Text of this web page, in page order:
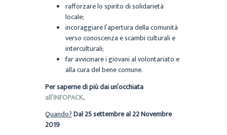
rafforzare lo spirito di solidarietà
locale;
incoraggiare l’apertura della comunità
verso conoscenza e scambi culturali e
interculturali;
far avvicinare i giovani al volontariato e
alla cura del bene comune.
Per saperne di più dai un’occhiata
all’INFOPACK.
Quando?Dal 25 settembre al 22 Novembre
2019